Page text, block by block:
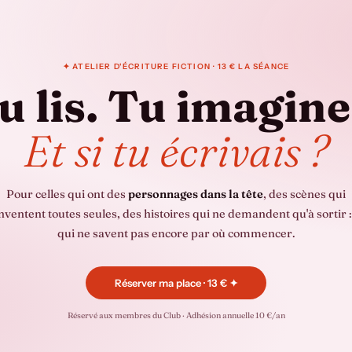
✦ ATELIER D'ÉCRITURE FICTION · 13 € LA SÉANCE
lis. Tu
Et si tu écrivais ?
Pour celles qui ont des personnages dans la tête, des scènes qui
toutes seules, des histoires qui ne demandent qu'à sortir
qui ne savent pas encore par où commencer.
Réserver ma place · 13 € ✦
Réservé aux membres du Club · Adhésion annuelle 10 €/an